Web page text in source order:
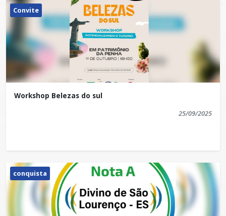
Convite
Workshop Belezas do sul
25/09/2025
conquista